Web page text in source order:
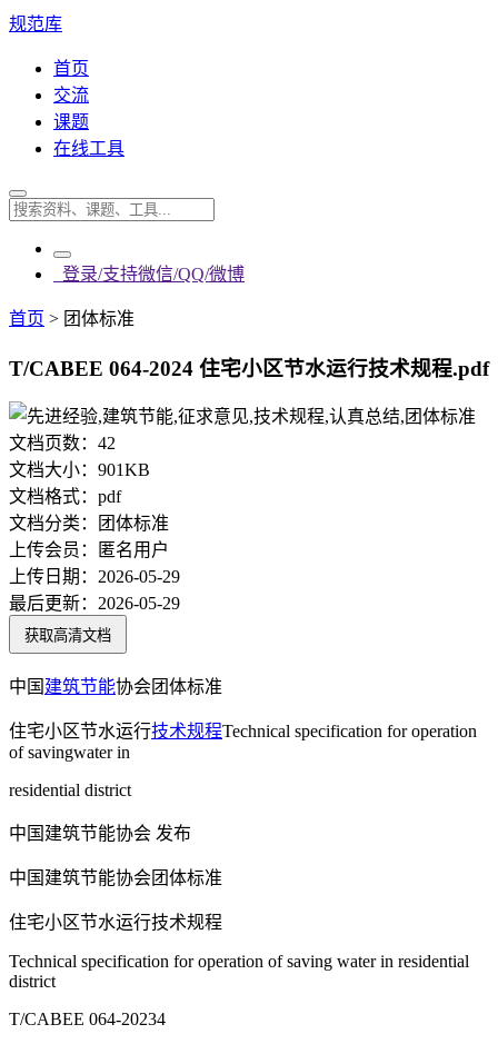
规范库
首页
交流
课题
在线工具
登录/支持微信/QQ/微博
首页 > 团体标准
T/CABEE 064-2024 住宅小区节水运行技术规程.pdf
文档页数： 42
文档大小： 901KB
文档格式： pdf
文档分类：
团体标准
上传会员：
匿名用户
上传日期： 2026-05-29
最后更新： 2026-05-29
获取高清文档
中国 建筑节能协会团体标准
住宅小区节水运行技术规程Technical specification for operation
of savingwater in
residential district
中国建筑节能协会 发布
中国建筑节能协会团体标准
住宅小区节水运行技术规程
Technical specification for operation of saving water in residential
district
T/CABEE 064-20234